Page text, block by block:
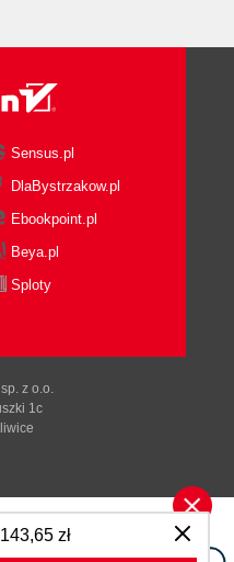
Cases
the Date and Time
Debugging
Recap
Example
Recap
143,65 zł
Sensus.pl
DlaBystrzakow.pl
Ebookpoint.pl
Beya.pl
Sploty
z o.o.
1c